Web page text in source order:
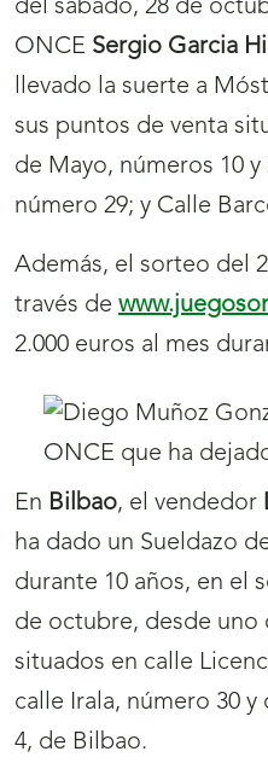
del sábado, 28 de
ONCE Sergio Garcia
llevado la suerte a
sus puntos de venta
de Mayo, números 10
número 29; y Calle
Además, el sorteo del
través de
2.000 euros al mes
En Bilbao, el vendedor
ha dado un Sueldazo
durante 10 años, en el
de octubre, desde uno
situados en calle
calle Irala, número 30
4, de Bilbao.